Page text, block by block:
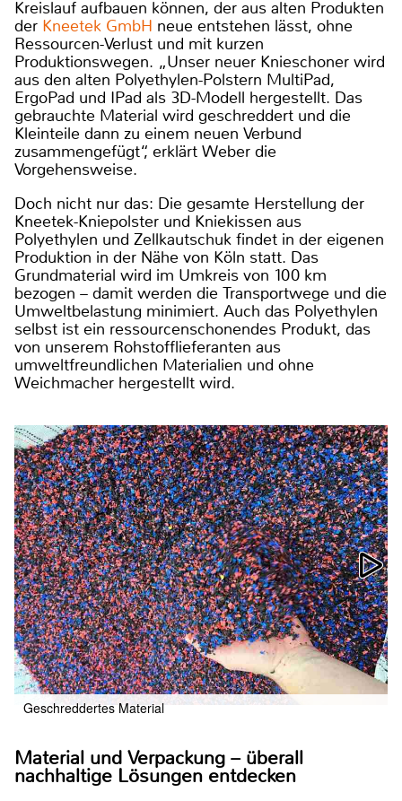
Kreislauf aufbauen können, der aus alten Produkten
der Kneetek GmbH neue entstehen lässt, ohne
Ressourcen-Verlust und mit kurzen
Produktionswegen. „Unser neuer Knieschoner wird
aus den alten Polyethylen-Polstern MultiPad,
ErgoPad und IPad als 3D-Modell hergestellt. Das
gebrauchte Material wird geschreddert und die
Kleinteile dann zu einem neuen Verbund
zusammengefügt“, erklärt Weber die
Vorgehensweise.
Doch nicht nur das: Die gesamte Herstellung der
Kneetek-Kniepolster und Kniekissen aus
Polyethylen und Zellkautschuk findet in der eigenen
Produktion in der Nähe von Köln statt. Das
Grundmaterial wird im Umkreis von 100 km
bezogen – damit werden die Transportwege und die
Umweltbelastung minimiert. Auch das Polyethylen
selbst ist ein ressourcenschonendes Produkt, das
von unserem Rohstofflieferanten aus
umweltfreundlichen Materialien und ohne
Weichmacher hergestellt wird.
Geschreddertes Material
Material und Verpackung – überall
nachhaltige Lösungen entdecken